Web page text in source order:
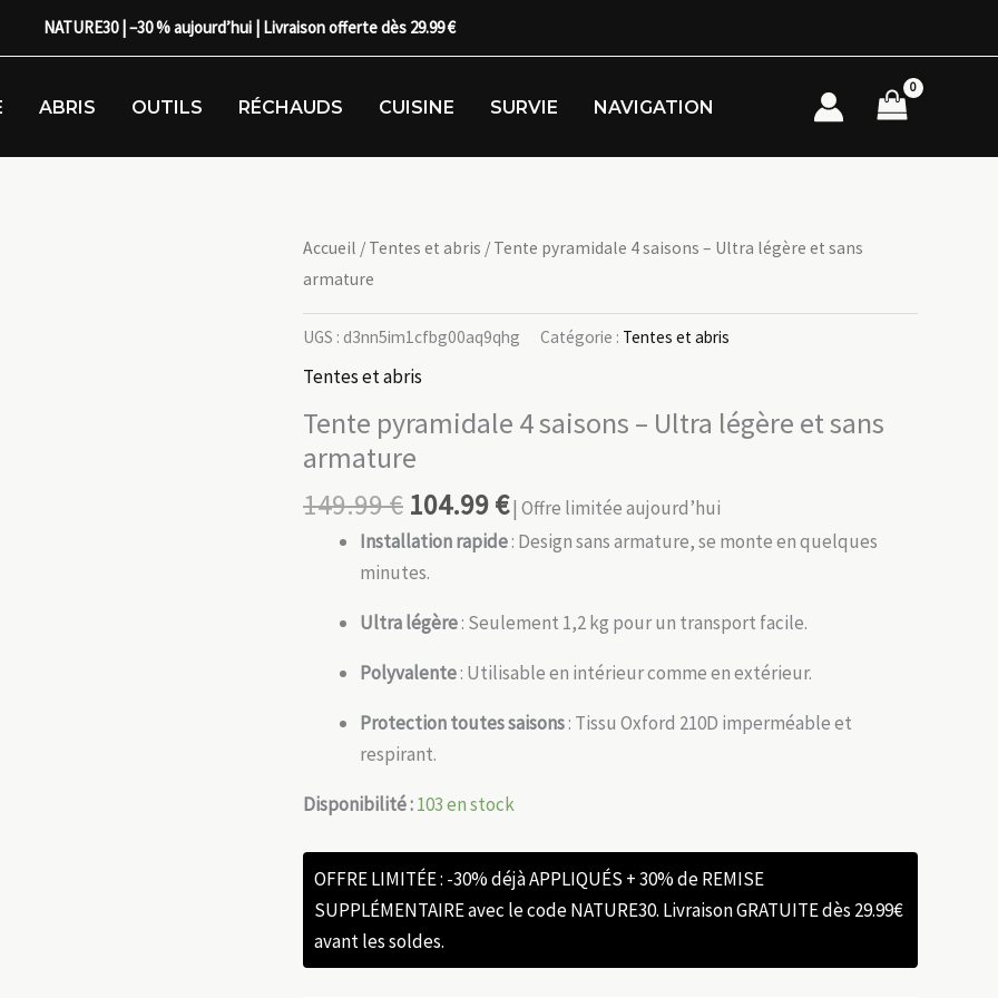
NATURE30 | –30 % aujourd’hui | Livraison offerte dès 29.99 €
ABRIS OUTILS RÉCHAUDS CUISINE SURVIE NAVIGATION
Accueil / Tentes et abris / Tente pyramidale 4 saisons – Ultra légère et sans
armature
UGS : d3nn5im1cfbg00aq9qhg Catégorie : Tentes et abris
Tentes et abris
Tente pyramidale 4 saisons – Ultra légère et sans
armature
149.99€ 104.99€| Offre limitée aujourd’hui
Installation rapide: Design sans armature, se monte en quelques
minutes.
Ultra légère: Seulement 1,2 kg pour un transport facile.
Polyvalente: Utilisable en intérieur comme en extérieur.
Protection toutes saisons: Tissu Oxford 210D imperméable et
respirant.
Disponibilité :103 en stock
OFFRE LIMITÉE : -30% déjà APPLIQUÉS + 30% de REMISE
SUPPLÉMENTAIRE avec le code NATURE30. Livraison GRATUITE dès 29.99€
avant les soldes.